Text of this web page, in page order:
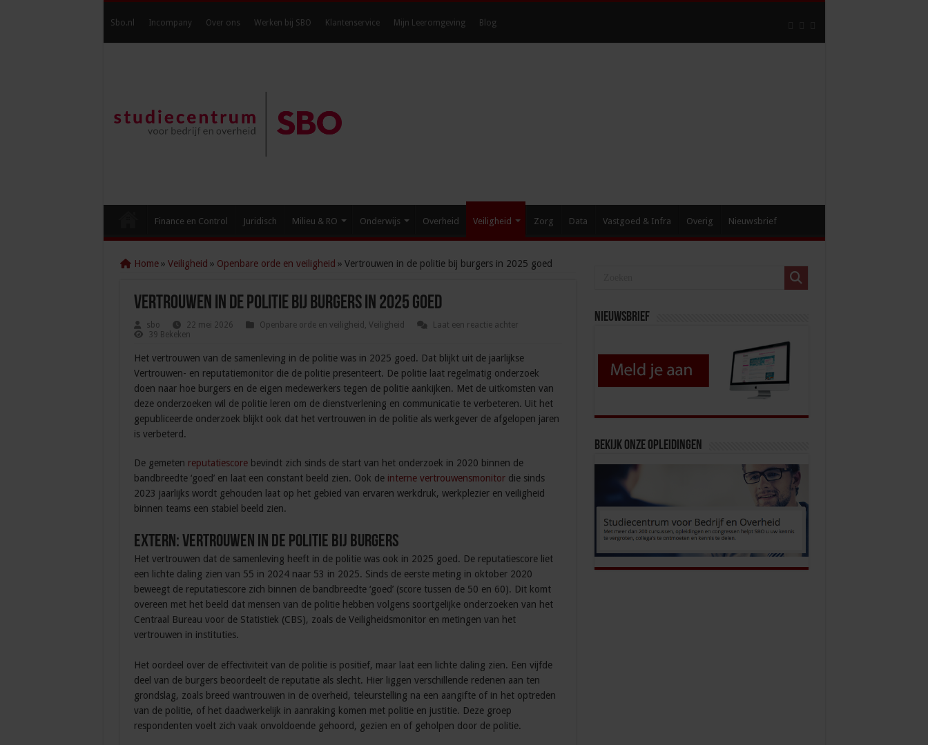
Sbo.nl Incompany Over ons Werken bij SBO Klantenservice Mijn Leeromgeving Blog
Finance en Control Juridisch Milieu & RO Onderwijs Overheid Veiligheid Zorg Data Vastgoed & Infra Overig Nieuwsbrief
Home » Veiligheid » Openbare orde en veiligheid » Vertrouwen in de politie bij burgers in 2025 goed
Vertrouwen in de politie bij burgers in 2025 goed
sbo 22 mei 2026 Openbare orde en veiligheid , Veiligheid
Laat een reactie achter
39 Bekeken
Het vertrouwen van de samenleving in de politie was in 2025 goed. Dat blijkt uit de jaarlijkse
Vertrouwen- en reputatiemonitor die de politie presenteert. De politie laat regelmatig onderzoek
doen naar hoe burgers en de eigen medewerkers tegen de politie aankijken. Met de uitkomsten van
deze onderzoeken wil de politie leren om de dienstverlening en communicatie te verbeteren. Uit het
gepubliceerde onderzoek blijkt ook dat het vertrouwen in de politie als werkgever de afgelopen jaren
is verbeterd.
De gemeten reputatiescorebevindt zich sinds de start van het onderzoek in 2020 binnen de
bandbreedte ‘goed’ en laat een constant beeld zien. Ook de interne vertrouwensmonitordie sinds
2023 jaarlijks wordt gehouden laat op het gebied van ervaren werkdruk, werkplezier en veiligheid
binnen teams een stabiel beeld zien.
Extern: vertrouwen in de politie bij burgers
Het vertrouwen dat de samenleving heeft in de politie was ook in 2025 goed. De reputatiescore liet
een lichte daling zien van 55 in 2024 naar 53 in 2025. Sinds de eerste meting in oktober 2020
beweegt de reputatiescore zich binnen de bandbreedte ‘goed’ (score tussen de 50 en 60). Dit komt
overeen met het beeld dat mensen van de politie hebben volgens soortgelijke onderzoeken van het
Centraal Bureau voor de Statistiek (CBS), zoals de Veiligheidsmonitor en metingen van het
vertrouwen in instituties.
Het oordeel over de effectiviteit van de politie is positief, maar laat een lichte daling zien. Een vijfde
deel van de burgers beoordeelt de reputatie als slecht. Hier liggen verschillende redenen aan ten
grondslag, zoals breed wantrouwen in de overheid, teleurstelling na een aangifte of in het optreden
van de politie, of het daadwerkelijk in aanraking komen met politie en justitie. Deze groep
respondenten voelt zich vaak onvoldoende gehoord, gezien en of geholpen door de politie.
Nieuwsbrief
Bekijk onze opleidingen